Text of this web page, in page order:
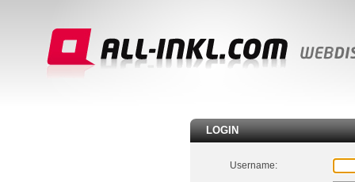
LOGIN
Username: